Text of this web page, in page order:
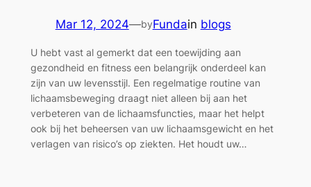
Mar 12, 2024—byFundain blogs
U hebt vast al gemerkt dat een toewijding aan
gezondheid en fitness een belangrijk onderdeel kan
zijn van uw levensstijl. Een regelmatige routine van
lichaamsbeweging draagt niet alleen bij aan het
verbeteren van de lichaamsfuncties, maar het helpt
ook bij het beheersen van uw lichaamsgewicht en het
verlagen van risico’s op ziekten. Het houdt uw…